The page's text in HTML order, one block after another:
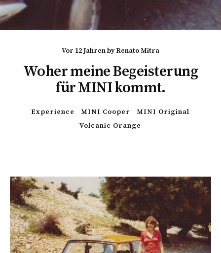
vor 12 JahrenbyRenato Mitra
Woher meine Begeisterung
für MINI kommt.
Experience MINI Cooper
MINI Original
Volcanic Orange